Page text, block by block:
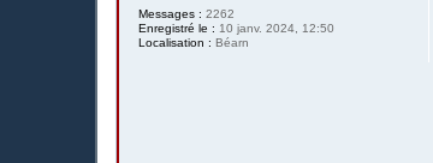
Messages : 2262
Enregistré le : 10 janv. 2024, 12:50
Localisation : Béarn